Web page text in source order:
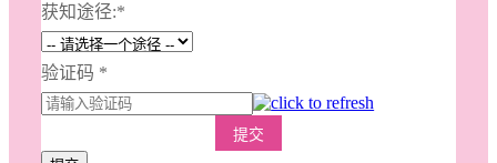
获知途径:*
验证码 *
提交